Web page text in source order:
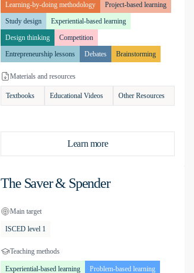
Learning-by-doing methodology
Project-based learning
Study design
Experiential-based learning
Design thinking
Competition
Entrepreneurship lessons
Debates Brainstorming
Materials and resources
Textbooks Educational Videos Other Resources
Learn more
The Saver & Spender
Main target
ISCED level 1
Teaching methods
Experiential-based learning
Problem-based learning